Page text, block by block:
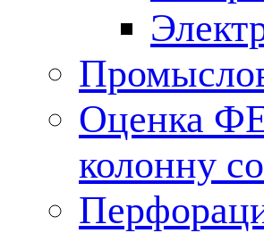
Оценка
колонну